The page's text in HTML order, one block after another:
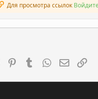
Для просмотра ссылок
Reddit PinterestTumblr WhatsApp